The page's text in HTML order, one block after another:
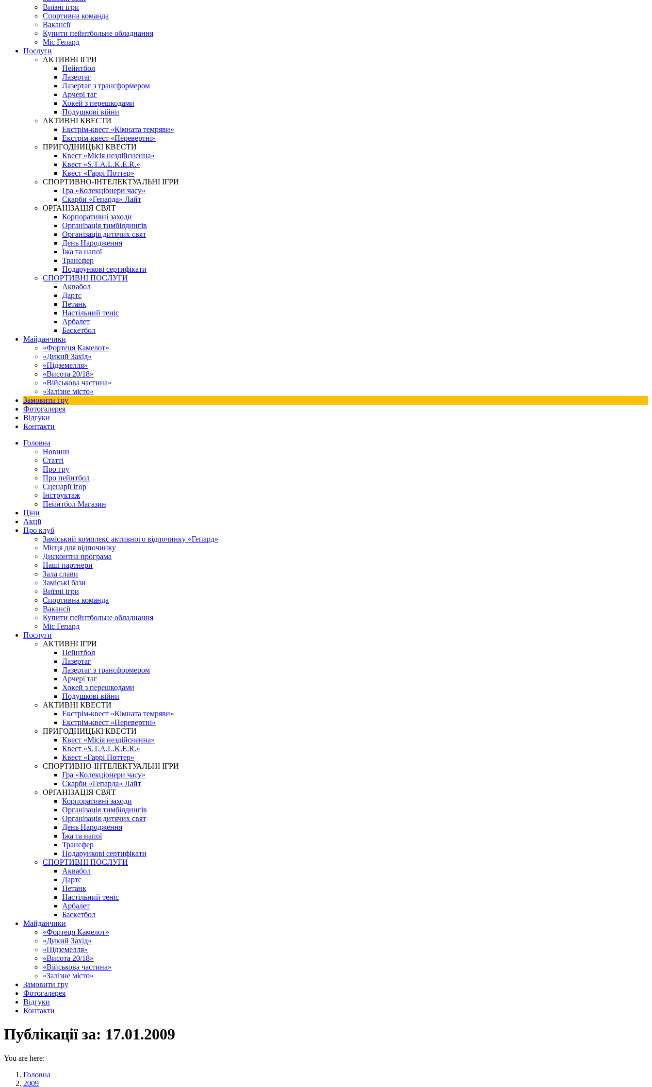
Виїзні ігри
Спортивна команда
Вакансії
Купити пейнтбольне обладнання
Міс Гепард
Послуги
АКТИВНІ ІГРИ
Пейнтбол
Лазертаг
Лазертаг з трансформером
Арчері таг
Хокей з перешкодами
Подушкові війни
АКТИВНІ КВЕСТИ
Екстрім-квест «Кімната темряви»
Екстрім-квест «Перевертні»
ПРИГОДНИЦЬКІ КВЕСТИ
Квест «Місія нездійсненна»
Квест «S.T.A.L.K.E.R.»
Квест «Гаррі Поттер»
СПОРТИВНО-ІНТЕЛЕКТУАЛЬНІ ІГРИ
Гра «Колекціонери часу»
Скарби «Гепарда» Лайт
ОРГАНІЗАЦІЯ СВЯТ
Корпоративні заходи
Організація тимбілдингів
Організація дитячих свят
День Народження
Їжа та напої
Трансфер
Подарункові сертифікати
СПОРТИВНІ ПОСЛУГИ
Аквабол
Дартс
Петанк
Настільний теніс
Арбалет
Баскетбол
Майданчики
«Фортеця Камелот»
«Дикий Захід»
«Підземелля»
«Висота 20/18»
«Військова частина»
«Залізне місто»
Замовити гру
Фотогалерея
Відгуки
Контакти
Головна
Новини
Статті
Про гру
Про пейнтбол
Сценарії ігор
Інструктаж
Пейнтбол Магазин
Ціни
Акції
Про клуб
Заміський комплекс активного відпочинку «Гепард»
Місця для відпочинку
Дисконтна програма
Наші партнери
Зала слави
Заміські бази
Виїзні ігри
Спортивна команда
Вакансії
Купити пейнтбольне обладнання
Міс Гепард
Послуги
АКТИВНІ ІГРИ
Пейнтбол
Лазертаг
Лазертаг з трансформером
Арчері таг
Хокей з перешкодами
Подушкові війни
АКТИВНІ КВЕСТИ
Екстрім-квест «Кімната темряви»
Екстрім-квест «Перевертні»
ПРИГОДНИЦЬКІ КВЕСТИ
Квест «Місія нездійсненна»
Квест «S.T.A.L.K.E.R.»
Квест «Гаррі Поттер»
СПОРТИВНО-ІНТЕЛЕКТУАЛЬНІ ІГРИ
Гра «Колекціонери часу»
Скарби «Гепарда» Лайт
ОРГАНІЗАЦІЯ СВЯТ
Корпоративні заходи
Організація тимбілдингів
Організація дитячих свят
День Народження
Їжа та напої
Трансфер
Подарункові сертифікати
СПОРТИВНІ ПОСЛУГИ
Аквабол
Дартс
Петанк
Настільний теніс
Арбалет
Баскетбол
Майданчики
«Фортеця Камелот»
«Дикий Захід»
«Підземелля»
«Висота 20/18»
«Військова частина»
«Залізне місто»
Замовити гру
Фотогалерея
Відгуки
Контакти
Публікації за: 17.01.2009
You are here:
Головна
2009